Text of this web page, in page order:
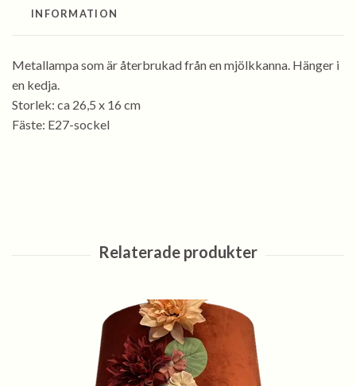
INFORMATION
Metallampa som är återbrukad från en mjölkkanna. Hänger i
en kedja.
Storlek: ca 26,5 x 16 cm
Fäste: E27-sockel